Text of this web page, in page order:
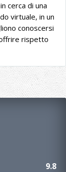
cerca di una
virtuale, in un
conoscersi
rispetto
9.8